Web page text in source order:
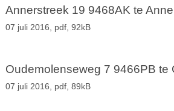
Annerstreek 19 9468AK te
07 juli 2016, pdf, 92kB
Oudemolenseweg 7 9466PB te
07 juli 2016, pdf, 89kB